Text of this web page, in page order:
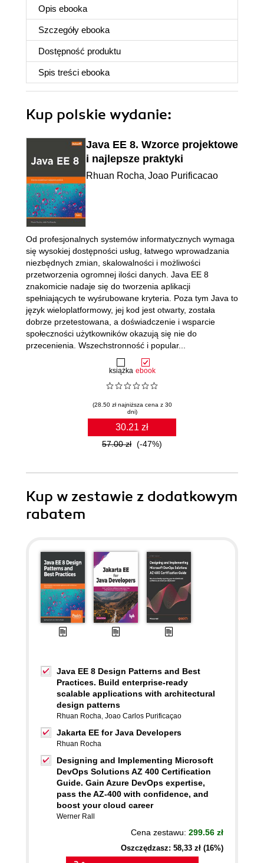
Opis ebooka
Szczegóły ebooka
Dostępność produktu
Spis treści ebooka
Kup polskie wydanie:
Java EE 8. Wzorce projektowe
i najlepsze praktyki
Rhuan Rocha, Joao Purificacao
książka ebook
(28.50 zł najniższa cena z 30
dni)
30.21 zł
57.00 zł (-47%)
Od profesjonalnych systemów informatycznych wymaga
się wysokiej dostępności usług, łatwego wprowadzania
niezbędnych zmian, skalowalności i możliwości
przetworzenia ogromnej ilości danych. Java EE 8
znakomicie nadaje się do tworzenia aplikacji
spełniających te wyśrubowane kryteria. Poza tym Java to
język wieloplatformowy, jej kod jest otwarty, została
dobrze przetestowana, a doświadczenie i wsparcie
społeczności użytkowników okazują się nie do
przecenienia. Wszechstronność i popular...
Kup w zestawie z dodatkowym
rabatem
Java EE 8 Design Patterns and Best
Practices. Build enterprise-ready
scalable applications with architectural
design patterns
Rhuan Rocha, Joao Carlos Purificaçao
Jakarta EE for Java Developers
Rhuan Rocha
Designing and Implementing Microsoft
DevOps Solutions AZ 400 Certification
Guide. Gain Azure DevOps expertise,
pass the AZ-400 with confidence, and
boost your cloud career
Werner Rall
Cena zestawu: 299.56 zł
Oszczędzasz: 58,33 zł (16%)